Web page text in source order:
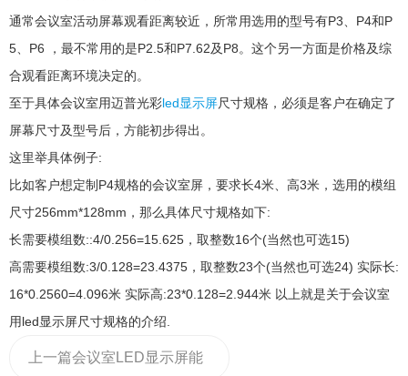
通常会议室活动屏幕观看距离较近，所常用选用的型号有P3、P4和P
5、P6 ，最不常用的是P2.5和P7.62及P8。这个另一方面是价格及综
合观看距离环境决定的。
至于具体会议室用迈普光彩led显示屏尺寸规格，必须是客户在确定了
屏幕尺寸及型号后，方能初步得出。
这里举具体例子:
比如客户想定制P4规格的会议室屏，要求长4米、高3米，选用的模组
尺寸256mm*128mm，那么具体尺寸规格如下:
长需要模组数::4/0.256=15.625，取整数16个(当然也可选15)
高需要模组数:3/0.128=23.4375，取整数23个(当然也可选24) 实际长:
16*0.2560=4.096米 实际高:23*0.128=2.944米 以上就是关于会议室
用led显示屏尺寸规格的介绍.
上一篇会议室LED显示屏能